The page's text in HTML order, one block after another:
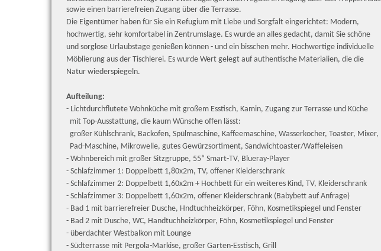
sowie einen barrierefreien Zugang über die Terrasse.
Die Eigentümer haben für Sie ein Refugium mit Liebe und Sorgfalt eingerichtet: Modern,
hochwertig, sehr komfortabel in Zentrumslage. Es wurde an alles gedacht, damit Sie schöne
und sorglose Urlaubstage genießen können - und ein bisschen mehr. Hochwertige individuelle
Möblierung aus der Tischlerei. Es wurde Wert gelegt auf authentische Materialien, die die
Natur wiederspiegeln.
Aufteilung:
- Lichtdurchflutete Wohnküche mit großem Esstisch, Kamin, Zugang zur Terrasse und Küche
mit Top-Ausstattung, die kaum Wünsche offen lässt:
großer Kühlschrank, Backofen, Spülmaschine, Kaffeemaschine, Wasserkocher, Toaster, Mixer,
Pad-Maschine, Mikrowelle, gutes Gewürzsortiment, Sandwichtoaster/Waffeleisen
- Wohnbereich mit großer Sitzgruppe, 55“ Smart-TV, Blueray-Player
- Schlafzimmer 1: Doppelbett 1,80x2m, TV, offener Kleiderschrank
- Schlafzimmer 2: Doppelbett 1,60x2m + Hochbett für ein weiteres Kind, TV, Kleiderschrank
- Schlafzimmer 3: Doppelbett 1,60x2m, offener Kleiderschrank (Babybett auf Anfrage)
- Bad 1 mit barrierefreier Dusche, Hndtuchheizkörper, Föhn, Kosmetikspiegel und Fenster
- Bad 2 mit Dusche, WC, Handtuchheizkörper, Föhn, Kosmetikspiegel und Fenster
- überdachter Westbalkon mit Lounge
- Südterrasse mit Pergola-Markise, großer Garten-Esstisch, Grill